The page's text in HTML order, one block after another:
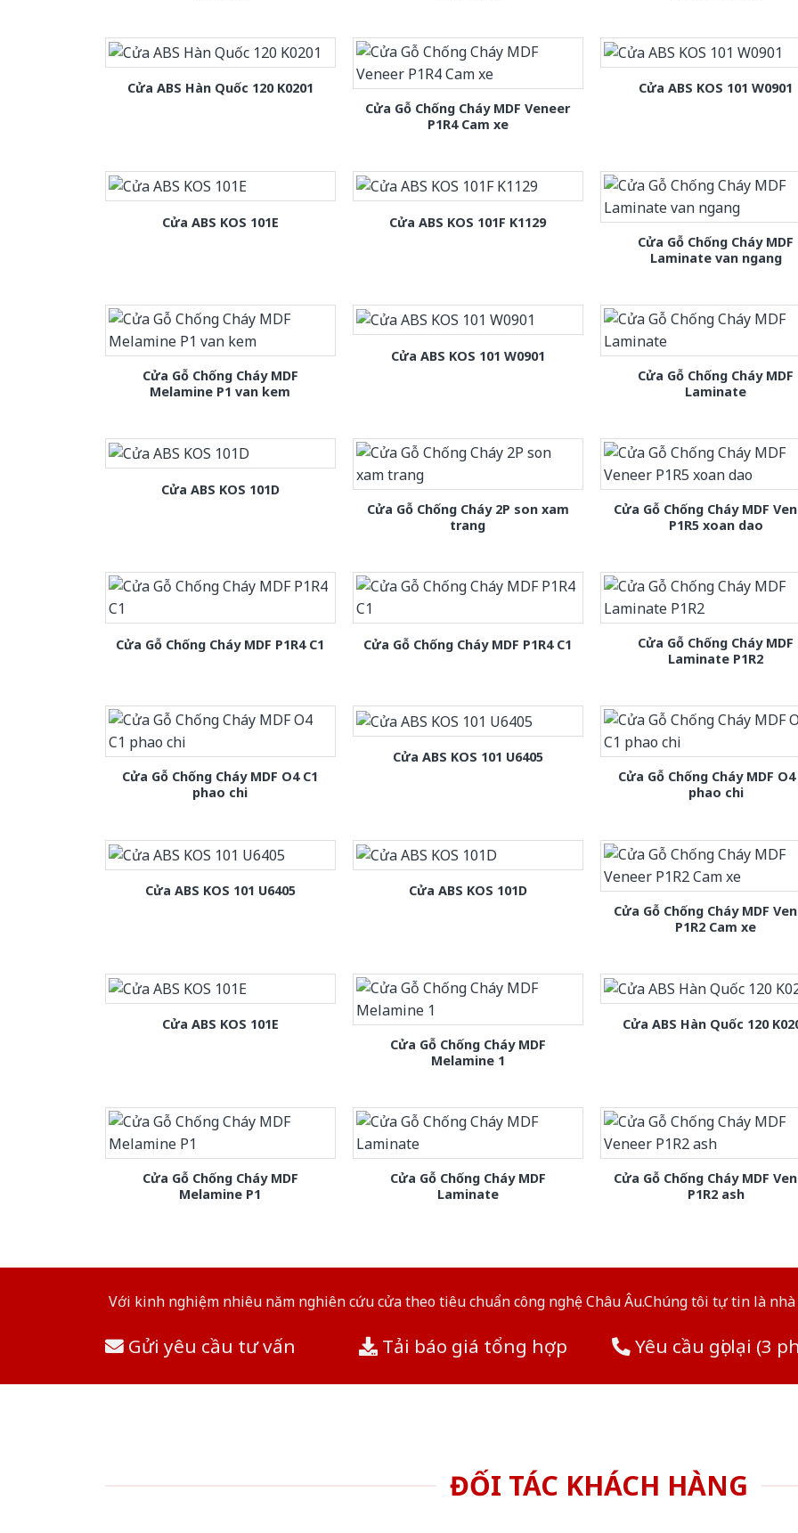
Cửa ABS Hàn Quốc 120 K0201
Cửa Gỗ Chống Cháy MDF Veneer
P1R4 Cam xe
Cửa ABS KOS 101 W0901
Cửa ABS KOS 101E
Cửa ABS KOS 101F K1129
Cửa Gỗ Chống Cháy MDF
Laminate van ngang
Cửa Gỗ Chống Cháy MDF
Melamine P1 van kem
Cửa ABS KOS 101 W0901
Cửa Gỗ Chống Cháy MDF
Laminate
Cửa ABS KOS 101D
Cửa Gỗ Chống Cháy 2P son xam
trang
Cửa Gỗ Chống Cháy MDF
P1R5 xoan dao
Cửa Gỗ Chống Cháy MDF P1R4 C1 Cửa Gỗ Chống Cháy MDF P1R4 C1
Cửa Gỗ Chống Cháy MDF
Laminate P1R2
Cửa Gỗ Chống Cháy MDF O4 C1
phao chi
Cửa ABS KOS 101 U6405
Cửa Gỗ Chống Cháy MDF O4
phao chi
Cửa ABS KOS 101 U6405
Cửa ABS KOS 101D
Cửa Gỗ Chống Cháy MDF
P1R2 Cam xe
Cửa ABS KOS 101E
Cửa Gỗ Chống Cháy MDF
Melamine 1
Cửa ABS Hàn Quốc 120
Cửa Gỗ Chống Cháy MDF
Melamine P1
Cửa Gỗ Chống Cháy MDF
Laminate
Cửa Gỗ Chống Cháy MDF
P1R2 ash
Với kinh nghiệm nhiêu năm nghiên cứu cửa theo tiêu chuẩn công nghệ Châu Âu.Chúng tôi tự tin là
Gửi yêu cầu tư vấn Tải báo giá tổng hợp Yêu cầu gọi lại (3
ĐỐI TÁC KHÁCH HÀNG